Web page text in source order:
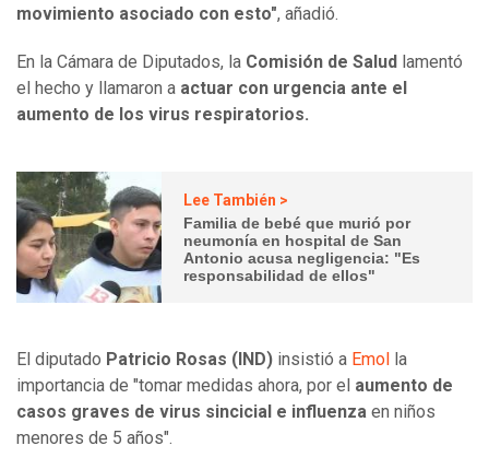
movimiento asociado con esto", añadió.
En la Cámara de Diputados, la Comisión de Salud lamentó
el hecho y llamaron a actuar con urgencia ante el
aumento de los virus respiratorios.
Lee También >
Familia de bebé que murió por
neumonía en hospital de San
Antonio acusa negligencia: "Es
responsabilidad de ellos"
El diputado Patricio Rosas (IND) insistió a Emol
la
importancia de "tomar medidas ahora, por el aumento de
casos graves de virus sincicial e influenza en niños
menores de 5 años".